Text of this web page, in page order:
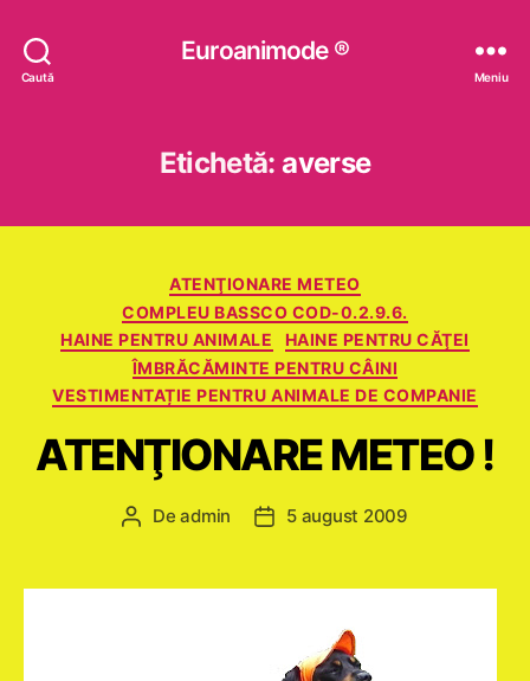
Caută
Euroanimode ®
Meniu
Etichetă: averse
Categorii
ATENŢIONARE METEO
COMPLEU BASSCO COD-0.2.9.6.
HAINE PENTRU ANIMALE
HAINE PENTRU CĂŢEI
ÎMBRĂCĂMINTE PENTRU CÂINI
VESTIMENTAȚIE PENTRU ANIMALE DE COMPANIE
ATENŢIONARE METEO !
Autor
Deadmin
Dată5 august 2009